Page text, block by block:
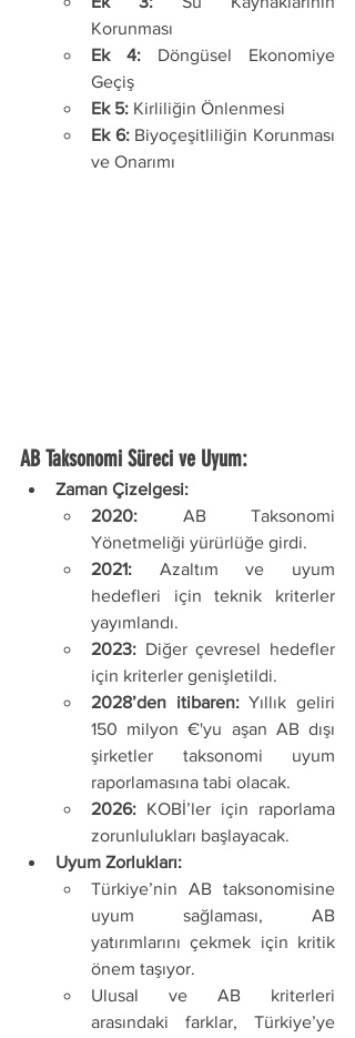
Korunması
Ek 4: Döngüsel Ekonomiye
Geçiş
Ek 5: Kirliliğin Önlenmesi
Ek 6: Biyoçeşitliliğin Korunması
ve Onarımı
AB Taksonomi Süreci ve Uyum:
Zaman Çizelgesi:
2020: AB Taksonomi
Yönetmeliği yürürlüğe girdi.
2021: Azaltım ve uyum
hedefleri için teknik kriterler
yayımlandı.
2023: Diğer çevresel hedefler
için kriterler genişletildi.
2028’den itibaren: Yıllık geliri
150 milyon €'yu aşan AB dışı
şirketler taksonomi uyum
raporlamasına tabi olacak.
2026: KOBİ’ler için raporlama
zorunlulukları başlayacak.
Uyum Zorlukları:
Türkiye’nin AB taksonomisine
uyum sağlaması, AB
yatırımlarını çekmek için kritik
önem taşıyor.
Ulusal ve AB kriterleri
arasındaki farklar, Türkiye’ye